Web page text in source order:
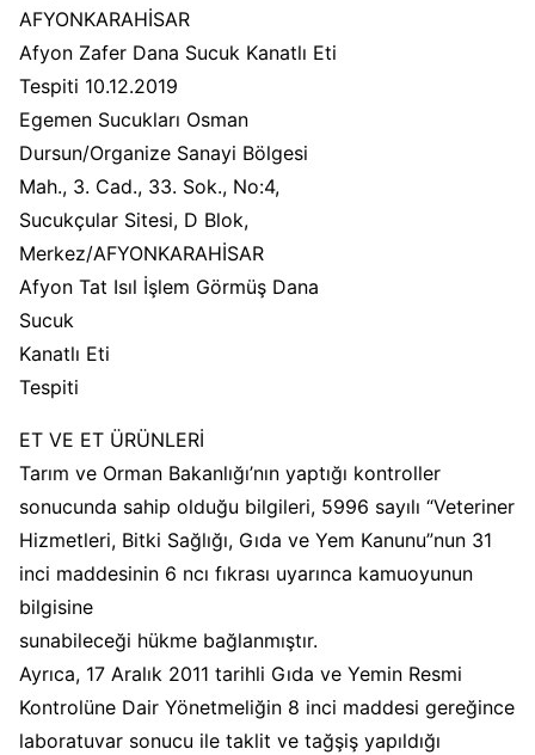
AFYONKARAHİSAR
Afyon Zafer Dana Sucuk Kanatlı Eti
Tespiti 10.12.2019
Egemen Sucukları Osman
Dursun/Organize Sanayi Bölgesi
Mah., 3. Cad., 33. Sok., No:4,
Sucukçular Sitesi, D Blok,
Merkez/AFYONKARAHİSAR
Afyon Tat Isıl İşlem Görmüş Dana
Sucuk
Kanatlı Eti
Tespiti
ET VE ET ÜRÜNLERİ
Tarım ve Orman Bakanlığı’nın yaptığı kontroller
sonucunda sahip olduğu bilgileri, 5996 sayılı “Veteriner
Hizmetleri, Bitki Sağlığı, Gıda ve Yem Kanunu”nun 31
inci maddesinin 6 ncı fıkrası uyarınca kamuoyunun
bilgisine
sunabileceği hükme bağlanmıştır.
Ayrıca, 17 Aralık 2011 tarihli Gıda ve Yemin Resmi
Kontrolüne Dair Yönetmeliğin 8 inci maddesi gereğince
laboratuvar sonucu ile taklit ve tağşiş yapıldığı